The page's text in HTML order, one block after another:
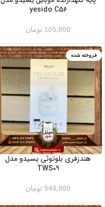
yesido C56
105,000 تومان
فروخته شده
هندزفری بلوتوثی یسیدو مدل
TWS09
544,000 تومان